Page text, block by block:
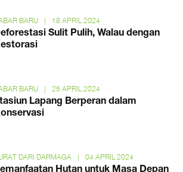
BARU | 18 APRIL 2024
Sulit Pulih, Walau dengan
BARU | 25 APRIL 2024
Lapang Berperan dalam
DARI DARMAGA | 04 APRIL 2024
Hutan untuk Masa Depan